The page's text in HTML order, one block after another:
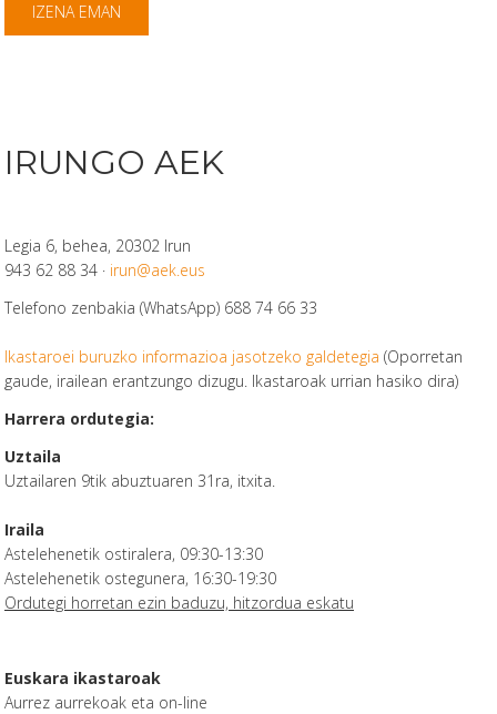
IZENA EMAN
IRUNGO AEK
Legia 6, behea, 20302 Irun
943 62 88 34 · irun@aek.eus
Telefono zenbakia (WhatsApp) 688 74 66 33
Ikastaroei buruzko informazioa jasotzeko galdetegia (Oporretan
gaude, irailean erantzungo dizugu. Ikastaroak urrian hasiko dira)
Harrera ordutegia:
Uztaila
Uztailaren 9tik abuztuaren 31ra, itxita.
Iraila
Astelehenetik ostiralera, 09:30-13:30
Astelehenetik ostegunera, 16:30-19:30
Ordutegi horretan ezin baduzu, hitzordua eskatu
Euskara ikastaroak
Aurrez aurrekoak eta on-line